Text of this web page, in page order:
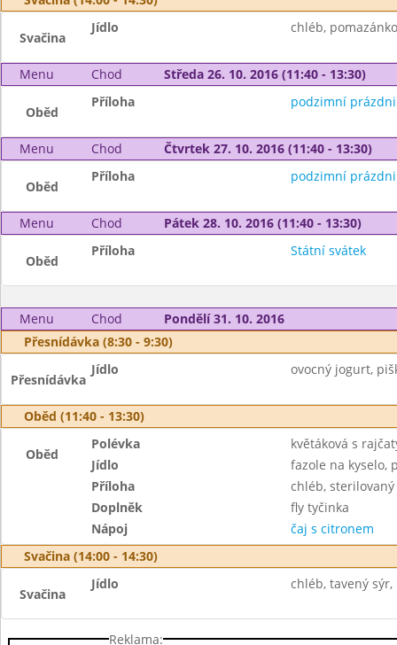
Svačina
Jídlo chléb,
Menu Chod Středa 26. 10. 2016 (11:40 - 13:30)
Oběd
Příloha podzimní
Menu Chod Čtvrtek 27. 10. 2016 (11:40 - 13:30)
Oběd
Příloha podzimní
Menu Chod Pátek 28. 10. 2016 (11:40 - 13:30)
Oběd
Příloha Státní svátek
Menu Chod
Pondělí 31. 10. 2016
Přesnídávka (8:30 - 9:30)
Přesnídávka
Jídlo ovocný jogurt,
Oběd (11:40 - 13:30)
Oběd
Polévka
květáková s
Jídlo
fazole na kyselo,
Příloha
chléb,
Doplněk
fly tyčinka
Nápoj
čaj s citronem
Svačina (14:00 - 14:30)
Svačina
Jídlo chléb, tavený
Reklama: